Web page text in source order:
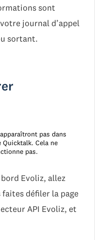
sont
journal d’appel
sortant.
pas dans
Quicktalk. Cela ne
pas.
Evoliz, allez
défiler la page
API Evoliz, et